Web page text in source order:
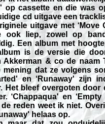
cassette en die was
cd uitgave een
uitgave met ‘Move
ook liep, zowel op
Een album met
is de versie die
Akkerman & co de naam
dat ze volgens
en ‘Runaway' zijn
Het bleef overgoten door
‘Chappaqua' en
reden weet ik niet.
helaas op.